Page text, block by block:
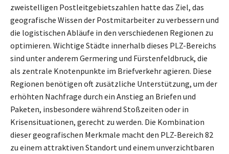
zweistelligen Postleitgebietszahlen hatte das Ziel, das
geografische Wissen der Postmitarbeiter zu verbessern und
die logistischen Abläufe in den verschiedenen Regionen zu
optimieren. Wichtige Städte innerhalb dieses PLZ-Bereichs
sind unter anderem Germering und Fürstenfeldbruck, die
als zentrale Knotenpunkte im Briefverkehr agieren. Diese
Regionen benötigen oft zusätzliche Unterstützung, um der
erhöhten Nachfrage durch ein Anstieg an Briefen und
Paketen, insbesondere während Stoßzeiten oder in
Krisensituationen, gerecht zu werden. Die Kombination
dieser geografischen Merkmale macht den PLZ-Bereich 82
zu einem attraktiven Standort und einem unverzichtbaren